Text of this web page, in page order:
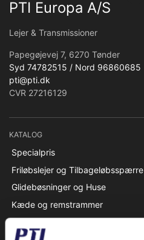
PTI Europa A/S
Lejer & Transmissioner
Papegøjevej 7, 6270 Tønder
Syd 74782515 / Nord 96860685
pti@pti.dk
CVR 27216129
KATALOG
Specialpris
Friløbslejer og Tilbageløbsspærre
Glidebøsninger og Huse
Kæde og remstrammer
Kædehjul og Strammehjul